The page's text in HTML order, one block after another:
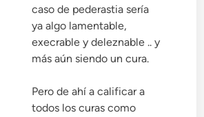
caso de pederastia sería
ya algo lamentable,
execrable y deleznable .. y
más aún siendo un cura.
Pero de ahí a calificar a
todos los curas como